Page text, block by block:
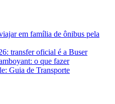
em família de ônibus pela
transfer oficial é a Buser
o que fazer
Guia de Transporte